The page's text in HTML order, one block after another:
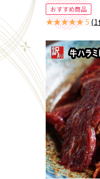
おすすめ商品
★★★★★ 5 (1